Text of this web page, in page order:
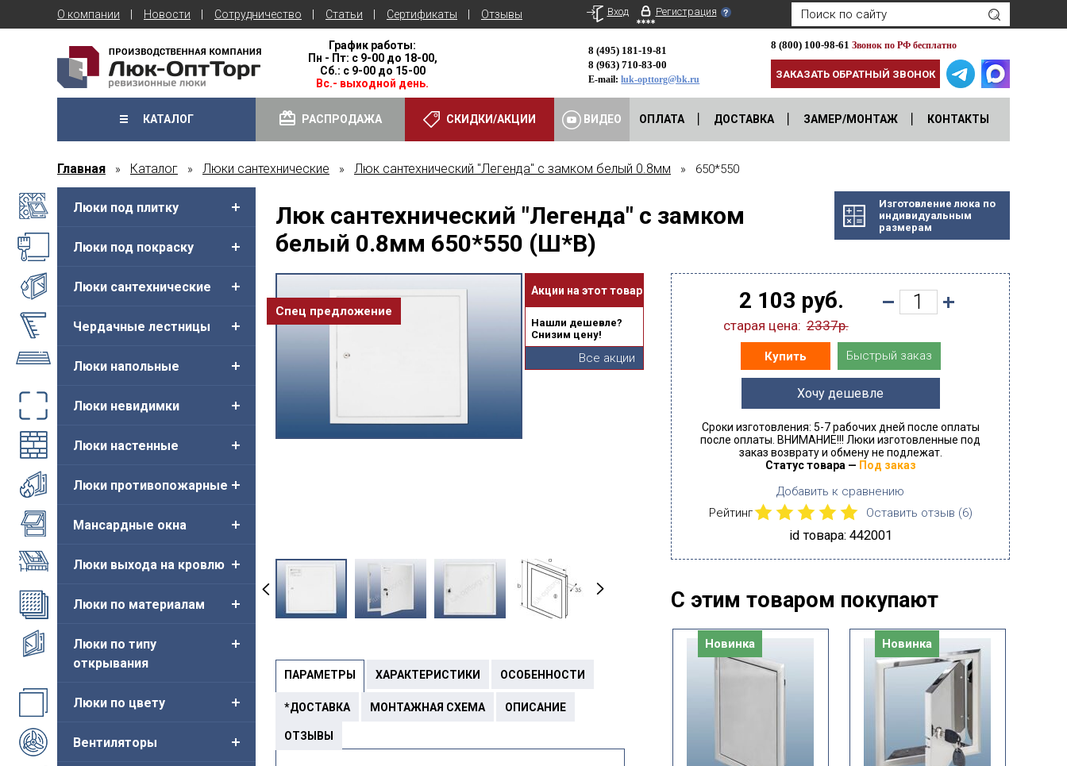
О компании Новости Сотрудничество Статьи Сертификаты Отзывы Вход Регистрация
График работы:
Пн - Пт: с 9-00 до 18-00,
Сб.: с 9-00 до 15-00
Вс.- выходной день.
8 (495) 181-19-81
8 (963) 710-83-00
E-mail:luk-opttorg@bk.ru
8 (800) 100-98-61 Звонок по РФ бесплатно
ЗАКАЗАТЬ ОБРАТНЫЙ ЗВОНОК
КАТАЛОГ РАСПРОДАЖА СКИДКИ/АКЦИИ ВИДЕО ОПЛАТА ДОСТАВКА ЗАМЕР/МОНТАЖ КОНТАКТЫ
Главная » Каталог » Люки сантехнические » Люк сантехнический "Легенда" с замком белый 0.8мм » 650*550
Люки под плитку
Люки под покраску
Люки сантехнические
Чердачные лестницы
Люки напольные
Люки невидимки
Люки настенные
Люки противопожарные
Мансардные окна
Люки выхода на кровлю
Люки по материалам
Люки по типу
открывания
Люки по цвету
Вентиляторы
Изготовление люка по
индивидуальным
размерам
Люк сантехнический "Легенда" с замком
белый 0.8мм 650*550 (Ш*В)
Спец предложение
ПАРАМЕТРЫ ХАРАКТЕРИСТИКИ ОСОБЕННОСТИ
*ДОСТАВКА МОНТАЖНАЯ СХЕМА ОПИСАНИЕ
ОТЗЫВЫ
Акции на этот товар
Нашли дешевле?
Снизим цену!
Все акции
2 103 руб.
старая цена: 2337р.
Купить Быстрый заказ
Хочу дешевле
Сроки изготовления: 5-7 рабочих дней после оплаты
после оплаты. ВНИМАНИЕ!!! Люки изготовленные под
заказ возврату и обмену не подлежат.
Статус товара — Под заказ
Добавить к сравнению
Рейтинг
Оставить отзыв (6)
id товара: 442001
С этим товаром покупают
Новинка Новинка